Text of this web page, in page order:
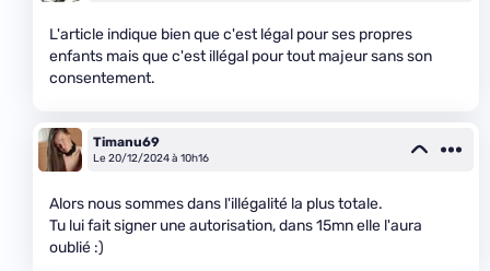
L'article indique bien que c'est légal pour ses propres
enfants mais que c'est illégal pour tout majeur sans son
consentement.
Timanu69
Le 20/12/2024 à 10h16
Alors nous sommes dans l'illégalité la plus totale.
Tu lui fait signer une autorisation, dans 15mn elle l'aura
oublié :)